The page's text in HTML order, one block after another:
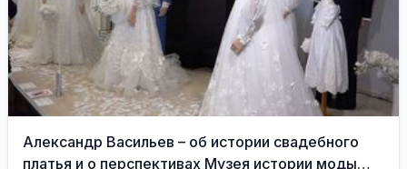
Александр Васильев – об истории свадебного
платья и о перспективах Музея истории моды